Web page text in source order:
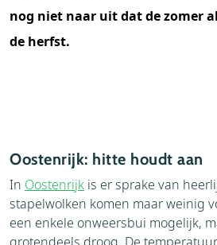
nog niet naar uit dat de zomer
de herfst.
Oostenrijk: hitte houdt aan
In Oostenrijk is er sprake van
stapelwolken komen maar weinig
een enkele onweersbui mogelijk,